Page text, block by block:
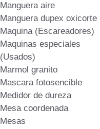
Manguera aire
Manguera dupex oxicorte
Maquina (Escareadores)
Maquinas especiales
(Usados)
Marmol granito
Mascara fotosencible
Medidor de dureza
Mesa coordenada
Mesas